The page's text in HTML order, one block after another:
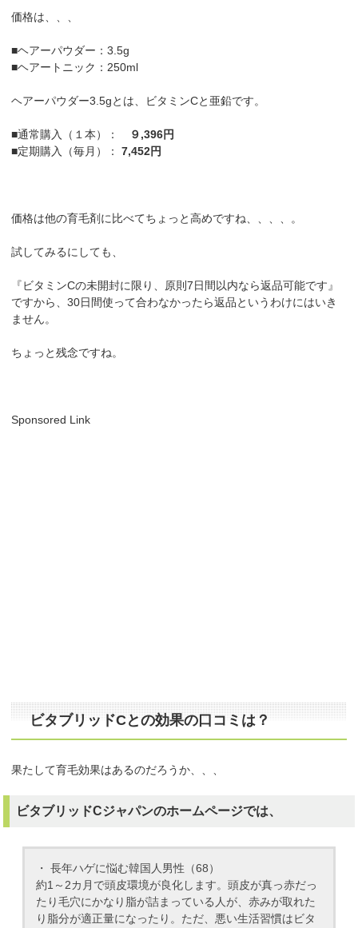
価格は、、、
■ヘアーパウダー：3.5g
■ヘアートニック：250ml
ヘアーパウダー3.5gとは、ビタミンCと亜鉛です。
■通常購入（１本）：
９,396円
■定期購入（毎月）：7,452円
価格は他の育毛剤に比べてちょっと高めですね、、、、。
試してみるにしても、
『ビタミンCの未開封に限り、原則7日間以内なら返品可能です』
ですから、30日間使って合わなかったら返品というわけにはいき
ません。
ちょっと残念ですね。
Sponsored Link
ビタブリッドCとの効果の口コミは？
果たして育毛効果はあるのだろうか、、、
ビタブリッドCジャパンのホームページでは、
・ 長年ハゲに悩む韓国人男性（68）
約1～2カ月で頭皮環境が良化します。頭皮が真っ赤だっ
たり毛穴にかなり脂が詰まっている人が、赤みが取れた
り脂分が適正量になったり。ただ、悪い生活習慣はビタ